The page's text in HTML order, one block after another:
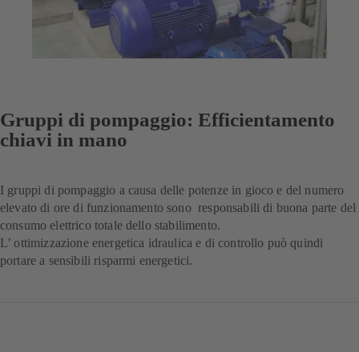
Gruppi di pompaggio: Efficientamento
chiavi in mano
I gruppi di pompaggio a causa delle potenze in gioco e del numero
elevato di ore di funzionamento sono responsabili di buona parte del
consumo elettrico totale dello stabilimento.
L’ ottimizzazione energetica idraulica e di controllo può quindi
portare a sensibili risparmi energetici.